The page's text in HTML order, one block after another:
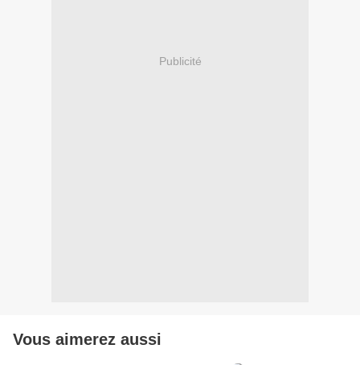
Publicité
Vous aimerez aussi